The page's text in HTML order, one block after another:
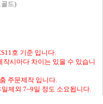
드)
호 기준 입니다.
시마다 차이는 있을 수 있습니
주문제작 입니다.
제외 7~9일 정도 소요됩니다.